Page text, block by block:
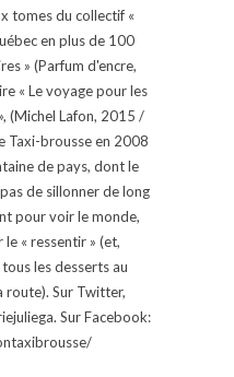
tomes du collectif «
en plus de 100
» (Parfum d'encre,
« Le voyage pour les
(Michel Lafon, 2015 /
Taxi-brousse en 2008
de pays, dont le
de sillonner de long
pour voir le monde,
le « ressentir » (et,
les desserts au
route). Sur Twitter,
Sur Facebook: